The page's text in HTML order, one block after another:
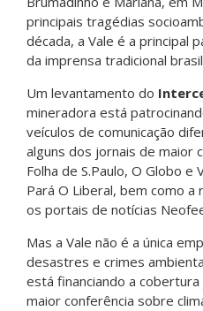
principais tragédias
década, a Vale é a principal
da imprensa tradicional
Um levantamento do
mineradora está
veículos de comunicação
alguns dos jornais de maior
Folha de S.Paulo, O Globo e
Pará O Liberal, bem como a
os portais de notícias
Mas a Vale não é a única
desastres e crimes
está financiando a
maior conferência sobre